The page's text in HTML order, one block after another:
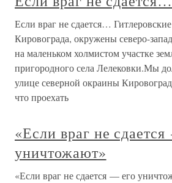
Если враг не сдается…
Кировограда, окружены северо-
на маленьком холмистом участке
пригородного села Лелековки.Мы
улице северной окраины
что проехать
«Если враг не
уничтожают»
«Если враг не сдается — его